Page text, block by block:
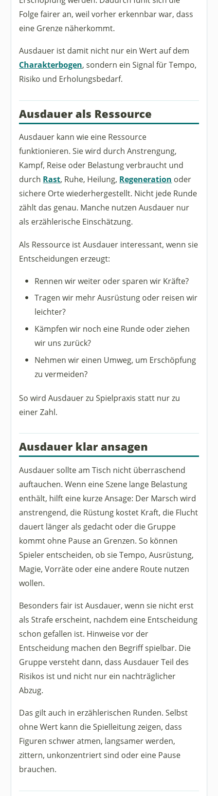
Folge fairer an, weil vorher erkennbar war, dass
eine Grenze näherkommt.
Ausdauer ist damit nicht nur ein Wert auf dem
Charakterbogen, sondern ein Signal für Tempo,
Risiko und Erholungsbedarf.
Ausdauer als Ressource
Ausdauer kann wie eine Ressource
funktionieren. Sie wird durch Anstrengung,
Kampf, Reise oder Belastung verbraucht und
durch Rast, Ruhe, Heilung, Regeneration oder
sichere Orte wiederhergestellt. Nicht jede Runde
zählt das genau. Manche nutzen Ausdauer nur
als erzählerische Einschätzung.
Als Ressource ist Ausdauer interessant, wenn sie
Entscheidungen erzeugt:
Rennen wir weiter oder sparen wir Kräfte?
Tragen wir mehr Ausrüstung oder reisen wir
leichter?
Kämpfen wir noch eine Runde oder ziehen
wir uns zurück?
Nehmen wir einen Umweg, um Erschöpfung
zu vermeiden?
So wird Ausdauer zu Spielpraxis statt nur zu
einer Zahl.
Ausdauer klar ansagen
Ausdauer sollte am Tisch nicht überraschend
auftauchen. Wenn eine Szene lange Belastung
enthält, hilft eine kurze Ansage: Der Marsch wird
anstrengend, die Rüstung kostet Kraft, die Flucht
dauert länger als gedacht oder die Gruppe
kommt ohne Pause an Grenzen. So können
Spieler entscheiden, ob sie Tempo, Ausrüstung,
Magie, Vorräte oder eine andere Route nutzen
wollen.
Besonders fair ist Ausdauer, wenn sie nicht erst
als Strafe erscheint, nachdem eine Entscheidung
schon gefallen ist. Hinweise vor der
Entscheidung machen den Begriff spielbar. Die
Gruppe versteht dann, dass Ausdauer Teil des
Risikos ist und nicht nur ein nachträglicher
Abzug.
Das gilt auch in erzählerischen Runden. Selbst
ohne Wert kann die Spielleitung zeigen, dass
Figuren schwer atmen, langsamer werden,
zittern, unkonzentriert sind oder eine Pause
brauchen.